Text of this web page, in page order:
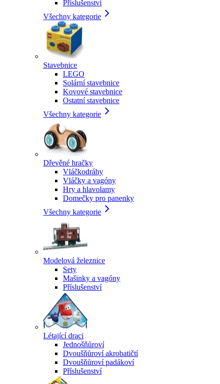
Příslušenství
Všechny kategorie
Stavebnice
LEGO
Solární stavebnice
Kovové stavebnice
Ostatní stavebnice
Všechny kategorie
Dřevěné hračky
Vláčkodráhy
Vláčky a vagóny
Hry a hlavolamy
Domečky pro panenky
Všechny kategorie
Modelová železnice
Sety
Mašinky a vagóny
Příslušenství
Létající draci
Jednošňůroví
Dvoušňůroví akrobatičtí
Dvoušňůroví padákoví
Příslušenství